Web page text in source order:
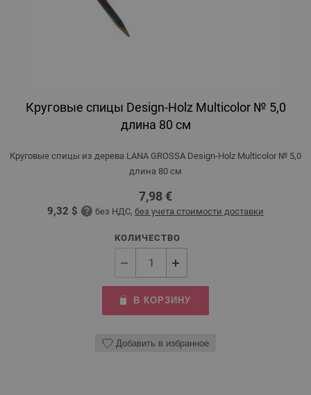
Круговые спицы Design-Holz Multicolor № 5,0
длина 80 см
Круговые спицы из дерева LANA GROSSA Design-Holz Multicolor № 5,0
длина 80 см
7,98 €
9,32 $ без НДС, без учета стоимости доставки
КОЛИЧЕСТВО
В КОРЗИНУ
Добавить в избранное